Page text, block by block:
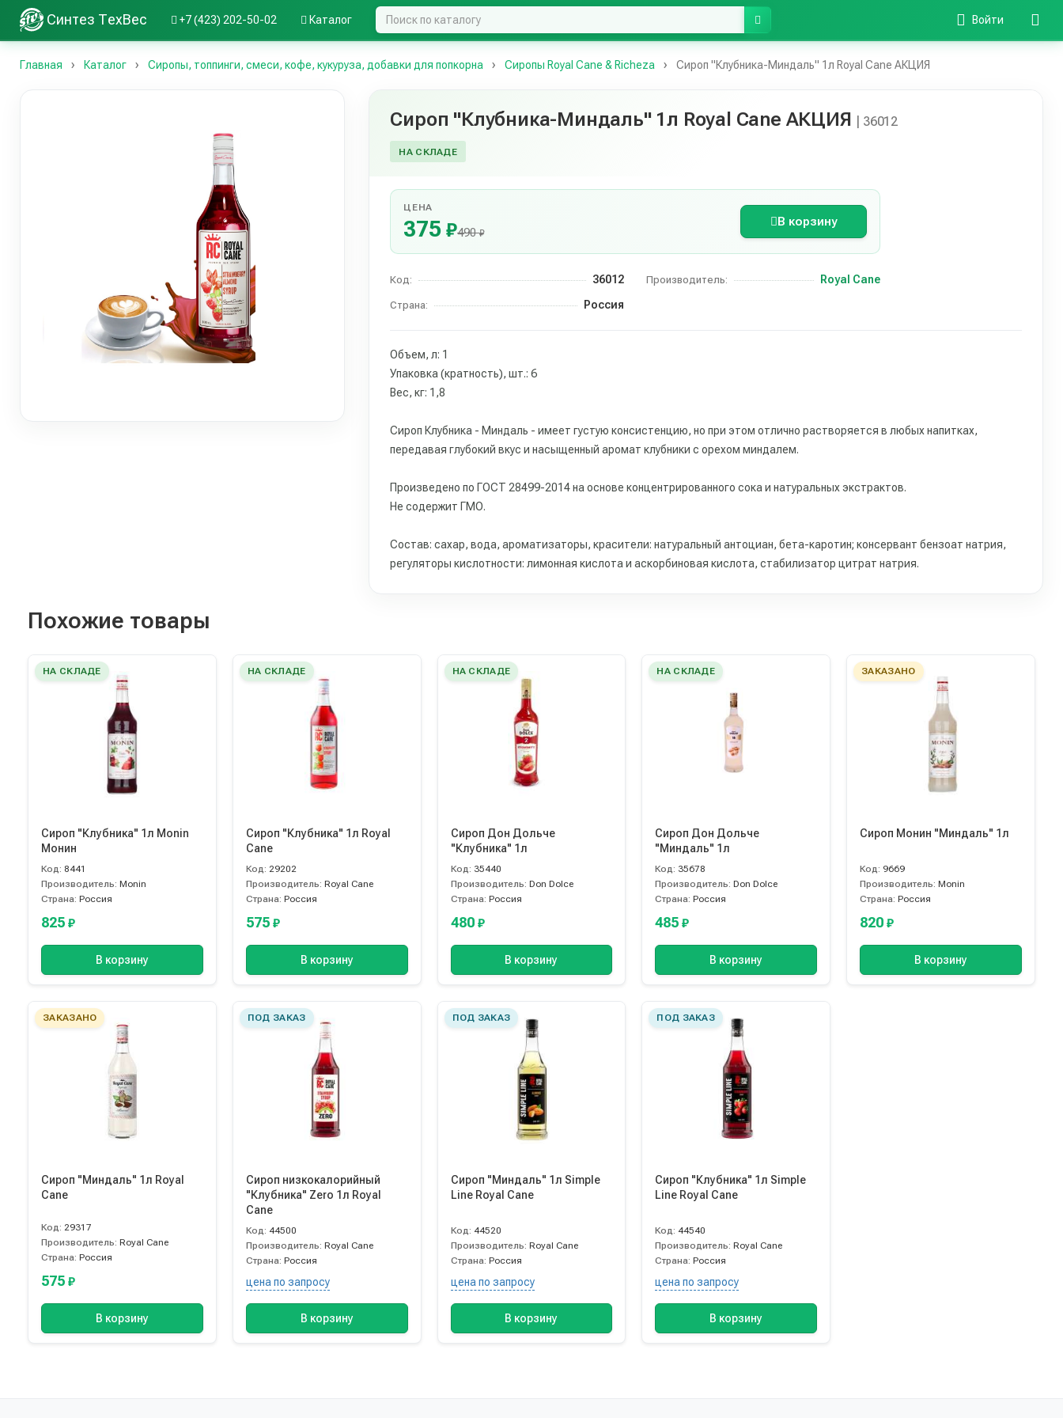
Синтез ТехВес +7 (423) 202-50-02 Каталог Войти
Главная Каталог Сиропы, топпинги, смеси, кофе, кукуруза, добавки для попкорна Сиропы Royal Cane & Richeza Сироп "Клубника-Миндаль" 1л Royal Cane АКЦИЯ
Сироп "Клубника-Миндаль" 1л Royal Cane АКЦИЯ | 36012
НА СКЛАДЕ
ЦЕНА
375₽490₽
В корзину
Код: 36012 Производитель: Royal Cane
Страна: Россия
Объем, л: 1
Упаковка (кратность), шт.: 6
Вес, кг: 1,8
Cироп Клубника - Миндаль - имеет густую консистенцию, но при этом отлично растворяется в любых напитках,
передавая глубокий вкус и насыщенный аромат клубники с орехом миндалем.
Произведено по ГОСТ 28499-2014 на основе концентрированного сока и натуральных экстрактов.
Не содержит ГМО.
Состав: сахар, вода, ароматизаторы, красители: натуральный антоциан, бета-каротин; консервант бензоат натрия,
регуляторы кислотности: лимонная кислота и аскорбиновая кислота, стабилизатор цитрат натрия.
Похожие товары
НА СКЛАДЕ
Сироп "Клубника" 1л Monin
Монин
Код: 8441
Производитель: Monin
Страна: Россия
825 ₽
В корзину
НА СКЛАДЕ
Сироп "Клубника" 1л Royal
Cane
Код: 29202
Производитель: Royal Cane
Страна: Россия
575 ₽
В корзину
НА СКЛАДЕ
Сироп Дон Дольче
"Клубника" 1л
Код: 35440
Производитель: Don Dolce
Страна: Россия
480 ₽
В корзину
НА СКЛАДЕ
Сироп Дон Дольче
"Миндаль" 1л
Код: 35678
Производитель:Don Dolce
Страна:Россия
485₽
В корзину
ЗАКАЗАНО
Сироп Монин "Миндаль" 1л
Код: 9669
Производитель:Monin
Страна:Россия
820₽
В корзину
ЗАКАЗАНО
Сироп "Миндаль" 1л Royal
Cane
Код: 29317
Производитель: Royal Cane
Страна: Россия
575 ₽
В корзину
ПОД ЗАКАЗ
Сироп низкокалорийный
"Клубника" Zero 1л Royal
Cane
Код: 44500
Производитель: Royal Cane
Страна: Россия
цена по запросу
В корзину
ПОД ЗАКАЗ
Сироп "Миндаль" 1л Simple
Line Royal Cane
Код: 44520
Производитель: Royal Cane
Страна: Россия
цена по запросу
В корзину
ПОД ЗАКАЗ
Сироп "Клубника" 1л Simple
Line Royal Cane
Код: 44540
Производитель:Royal Cane
Страна:Россия
цена по запросу
В корзину